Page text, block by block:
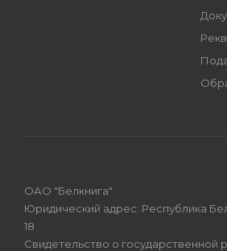
ОАО "Белкнига"
Юридический адрес: Республика
18
Свидетельство о государственной